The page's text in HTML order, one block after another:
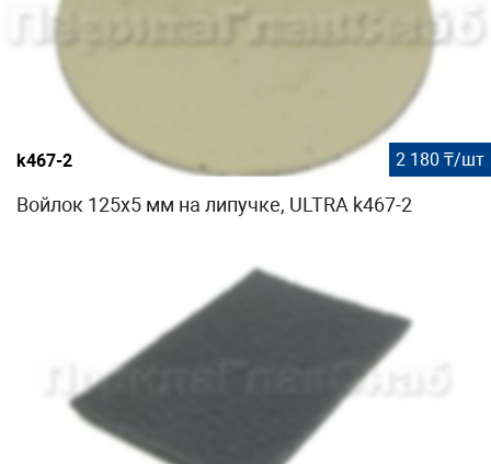
k467-2 2 180 ₸/шт
Войлок 125х5 мм на липучке, ULTRA k467-2